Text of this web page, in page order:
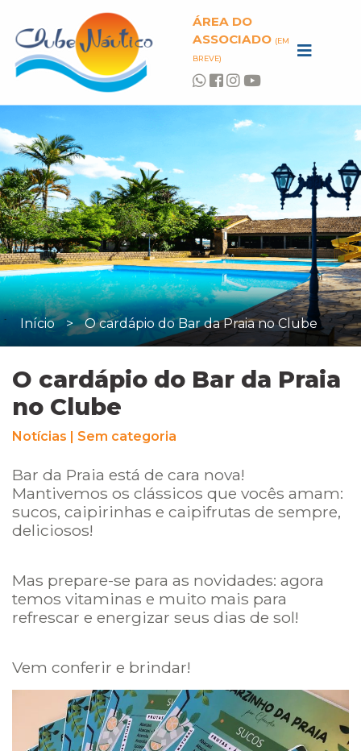
ÁREA DO
ASSOCIADO (EM
BREVE)
Início > O cardápio do Bar da Praia no Clube
O cardápio do Bar da Praia
no Clube
Notícias | Sem categoria
Bar da Praia está de cara nova!
Mantivemos os clássicos que vocês amam:
sucos, caipirinhas e caipifrutas de sempre,
deliciosos!
Mas prepare-se para as novidades: agora
temos vitaminas e muito mais para
refrescar e energizar seus dias de sol!
Vem conferir e brindar!